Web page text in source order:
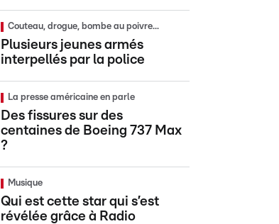
Couteau, drogue, bombe au poivre...
Plusieurs jeunes armés
interpellés par la police
La presse américaine en parle
Des fissures sur des
centaines de Boeing 737 Max
?
Musique
Qui est cette star qui s’est
révélée grâce à Radio